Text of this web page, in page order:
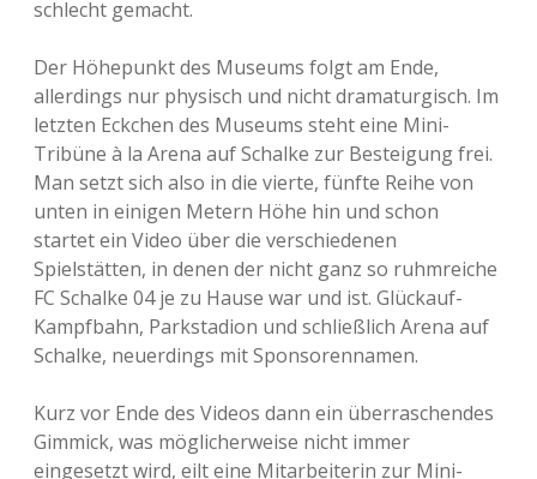
schlecht gemacht.
Der Höhepunkt des Museums folgt am Ende,
allerdings nur physisch und nicht dramaturgisch. Im
letzten Eckchen des Museums steht eine Mini-
Tribüne à la Arena auf Schalke zur Besteigung frei.
Man setzt sich also in die vierte, fünfte Reihe von
unten in einigen Metern Höhe hin und schon
startet ein Video über die verschiedenen
Spielstätten, in denen der nicht ganz so ruhmreiche
FC Schalke 04 je zu Hause war und ist. Glückauf-
Kampfbahn, Parkstadion und schließlich Arena auf
Schalke, neuerdings mit Sponsorennamen.
Kurz vor Ende des Videos dann ein überraschendes
Gimmick, was möglicherweise nicht immer
eingesetzt wird, eilt eine Mitarbeiterin zur Mini-